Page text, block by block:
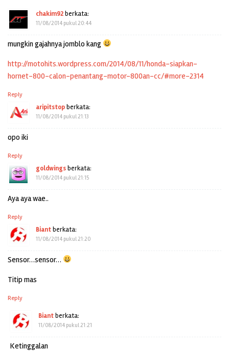
chakim92berkata:
11/08/2014 pukul 20:44
mungkin gajahnya jomblo kang
http://motohits.wordpress.com/2014/08/11/honda-siapkan-
hornet-800-calon-penantang-motor-800an-cc/#more-2314
Reply
aripitstopberkata:
11/08/2014 pukul 21:13
opo iki
Reply
goldwingsberkata:
11/08/2014 pukul 21:15
Aya aya wae..
Reply
Biantberkata:
11/08/2014 pukul 21:20
Sensor…sensor…
Titip mas
Reply
Biantberkata:
11/08/2014 pukul 21:21
Ketinggalan